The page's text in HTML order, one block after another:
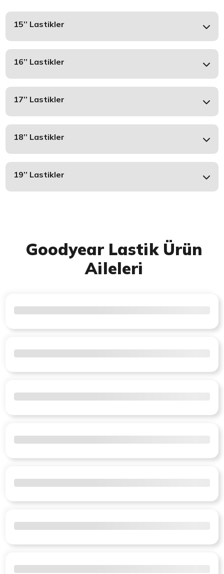
15’’ Lastikler
16’’ Lastikler
17’’ Lastikler
18’’ Lastikler
19’’ Lastikler
Goodyear Lastik Ürün
Aileleri